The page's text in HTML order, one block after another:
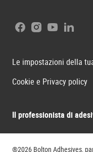
Il professionista di
Facebook
Instagram
Youtube
Le impostazioni della
Cookie e Privacy policy
®2026 Bolton Adhesives,